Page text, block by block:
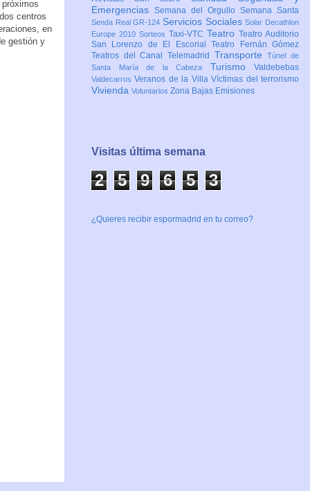
centros
en
gestión y
Emergencias Semana del Orgullo Semana Santa
Senda Real GR-124 Servicios SocialesSolar Decathlon
Europe 2010 Sorteos Taxi-VTC Teatro Teatro Auditorio
San Lorenzo de El EscorialTeatro Fernán Gómez
Teatros del Canal Telemadrid TransporteTúnel de
Santa María de la Cabeza Turismo Valdebebas
ValdecarrosVeranos de la VillaVíctimas del terrorismo
Vivienda Voluntarios Zona Bajas Emisiones
Visitas última semana
2 5 9 6 5 3
¿Quieres recibir espormadrid en tu correo?